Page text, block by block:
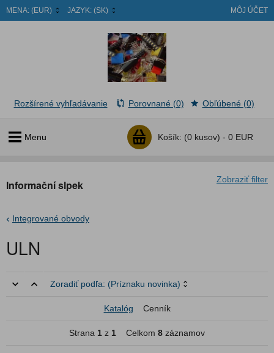
MENA: (EUR) JAZYK: (SK) MÔJ ÚČET
Menu Košík: (0 kusov) - 0 EUR
Rozšírené vyhľadávanie Porovnané (0) Obľúbené (0)
Zobraziť filter
Informační slpek
Integrované obvody
ULN
Zoradiť podľa: (Príznaku novinka)
Katalóg Cenník
Strana 1 z 1 Celkom 8 záznamov